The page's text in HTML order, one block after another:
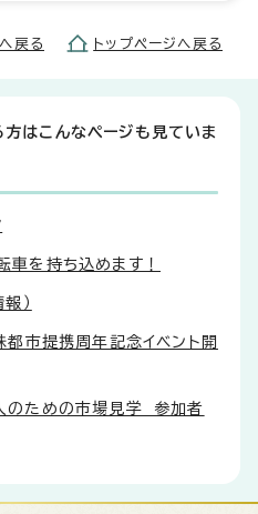
戻る トップページへ戻る
はこんなページも見ていま
車を持ち込めます！
）
都市提携周年記念イベント開
のための市場見学 参加者